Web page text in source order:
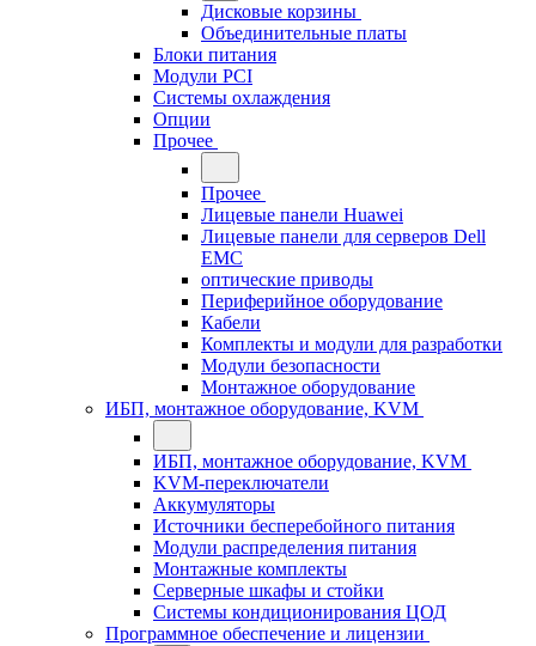
Дисковые корзины
Объединительные платы
Блоки питания
Модули PCI
Системы охлаждения
Опции
Прочее
Прочее
Лицевые панели Huawei
Лицевые панели для серверов Dell
EMC
оптические приводы
Периферийное оборудование
Кабели
Комплекты и модули для разработки
Модули безопасности
Монтажное оборудование
ИБП, монтажное оборудование, KVM
ИБП, монтажное оборудование, KVM
KVM-переключатели
Аккумуляторы
Источники бесперебойного питания
Модули распределения питания
Монтажные комплекты
Серверные шкафы и стойки
Системы кондиционирования ЦОД
Программное обеспечение и лицензии